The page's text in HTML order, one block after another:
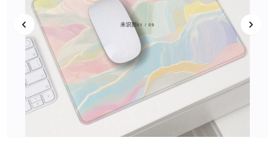
未识别01 / 09